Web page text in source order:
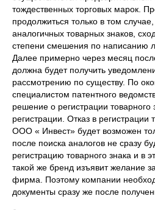
тождественных торговых марок.
продолжиться только в том
аналогичных товарных знаков,
степени смешения по написанию
Далее примерно через месяц
должна будет получить
рассмотрению по существу. По
специалистом патентного
решение о регистрации товарного
регистрации. Отказ в регистрации
ООО « Инвест» будет возможен
после поиска аналогов не сразу
регистрацию товарного знака и в
такой же бренд изъявит желание
фирма. Поэтому компании
документы сразу же после